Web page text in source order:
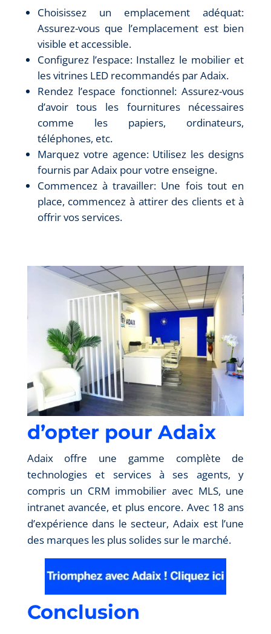
Choisissez un emplacement adéquat:
Assurez-vous que l’emplacement est bien
visible et accessible.
Configurez l’espace: Installez le mobilier et
les vitrines LED recommandés par Adaix.
Rendez l’espace fonctionnel: Assurez-vous
d’avoir tous les fournitures nécessaires
comme les papiers, ordinateurs,
téléphones, etc.
Marquez votre agence: Utilisez les designs
fournis par Adaix pour votre enseigne.
Commencez à travailler: Une fois tout en
place, commencez à attirer des clients et à
offrir vos services.
d’opter pour Adaix
Adaix offre une gamme complète de
technologies et services à ses agents, y
compris un CRM immobilier avec MLS, une
intranet avancée, et plus encore. Avec 18 ans
d’expérience dans le secteur, Adaix est l’une
des marques les plus solides sur le marché.
Conclusion